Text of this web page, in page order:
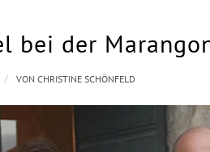
bei der
/ VON CHRISTINE SCHÖNFELD